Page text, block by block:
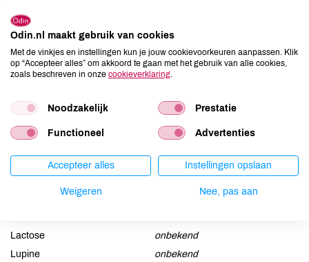
Suggesties
Was het product voor gebruik, bij het kleinste teken dat uw
geadviseerd dat u het product wegggooit en dat u een nieuwe fles
koopt.
Allergenen
Lactose
onbekend
Lupine
onbekend
Odin.nl maakt gebruik van cookies
Met de vinkjes en instellingen kun je jouw cookievoorkeuren aanpassen. Klik
op “Accepteer alles” om akkoord te gaan met het gebruik van alle cookies,
zoals beschreven in onze cookieverklaring.
Noodzakelijk Prestatie
Functioneel Advertenties
Accepteer alles Instellingen opslaan
Weigeren Nee, pas aan